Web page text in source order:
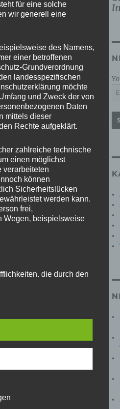
für eine solche
wir generell eine
des Namens,
einer betroffenen
Grundverordnung
landesspezifischen
möchte
und Zweck der von
Daten
mittels dieser
Rechte aufgeklärt.
zahlreiche technische
einen möglichst
verarbeiteten
können
Sicherheitslücken
werden kann.
frei,
Wegen, beispielsweise
die durch den
wurden. Unsere
als auch für unsere
anderem die